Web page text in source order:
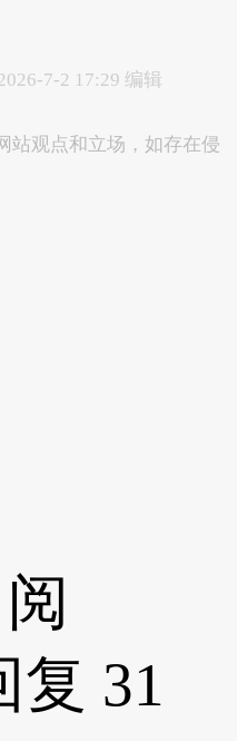
7-2 17:29 编辑
站观点和立场，如存在侵
阅
复 31